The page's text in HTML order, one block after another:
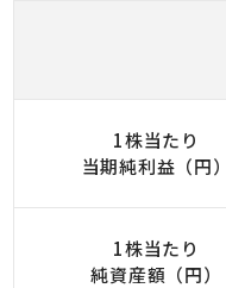
1株当たり
当期純利益（円）
1株当たり
純資産額（円）